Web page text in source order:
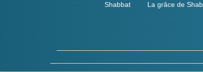
La grâce de
Shabbat